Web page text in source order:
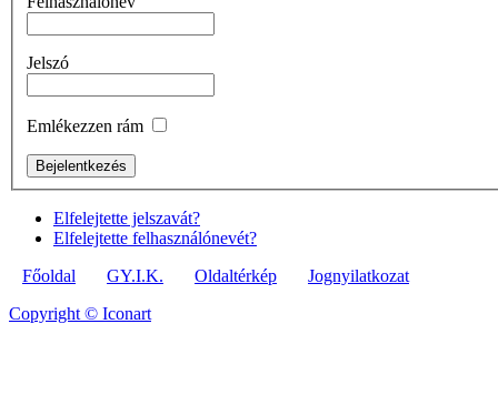
Jelszó
Emlékezzen rám
Elfelejtette jelszavát?
Elfelejtette felhasználónevét?
Főoldal
GY.I.K. Oldaltérkép
Jognyilatkozat
Copyright © Iconart